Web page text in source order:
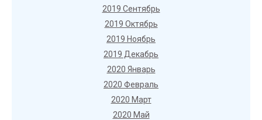
2019 Сентябрь
2019 Октябрь
2019 Ноябрь
2019 Декабрь
2020 Январь
2020 Февраль
2020 Март
2020 Май